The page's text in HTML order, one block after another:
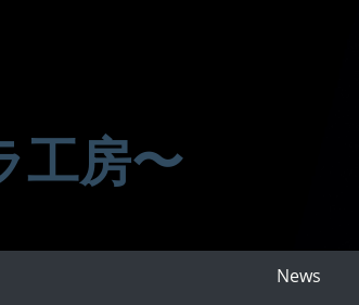
工房〜
News